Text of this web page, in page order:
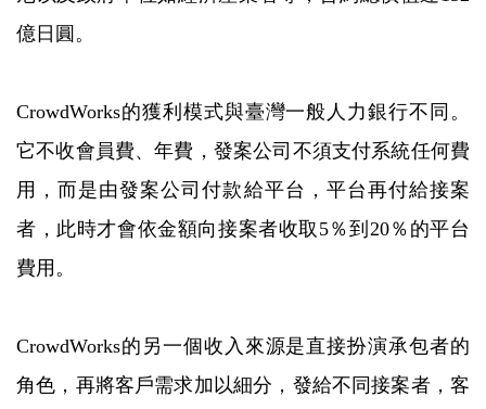
億日圓。
CrowdWorks的獲利模式與臺灣一般人力銀行不同。
它不收會員費、年費，發案公司不須支付系統任何費
用，而是由發案公司付款給平台，平台再付給接案
者，此時才會依金額向接案者收取5％到20％的平台
費用。
CrowdWorks的另一個收入來源是直接扮演承包者的
角色，再將客戶需求加以細分，發給不同接案者，客